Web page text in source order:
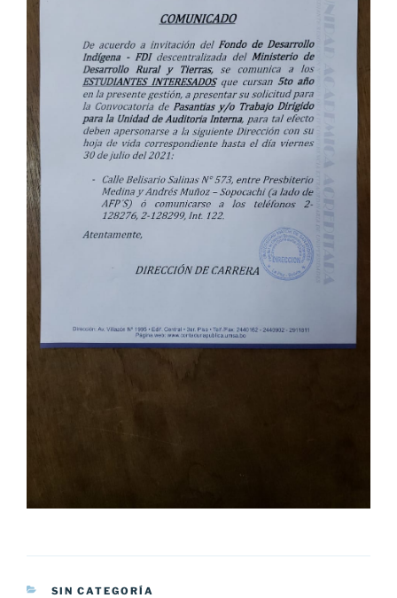
CATEGORÍAS
SIN CATEGORÍA